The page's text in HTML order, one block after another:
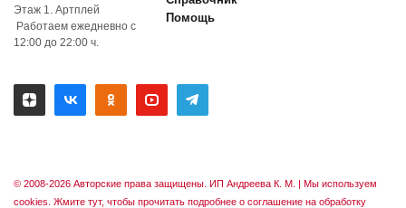
Этаж 1. Артплей
Работаем ежедневно с
12:00 до 22:00 ч.
Помощь
© 2008-2026 Авторские права защищены. ИП Андреева К. М. | Мы используем
cookies. Жмите тут, чтобы прочитать подробнее о соглашение на обработку